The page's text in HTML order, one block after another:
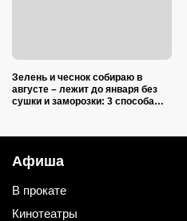
Зелень и чеснок собираю в
августе – лежит до января без
сушки и заморозки: 3 способа
Афиша
В прокате
Кинотеатры